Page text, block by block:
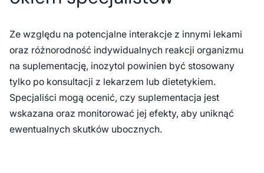
Ze względu na potencjalne interakcje z innymi lekami
oraz różnorodność indywidualnych reakcji organizmu
na suplementację, inozytol powinien być stosowany
tylko po konsultacji z lekarzem lub dietetykiem.
Specjaliści mogą ocenić, czy suplementacja jest
wskazana oraz monitorować jej efekty, aby uniknąć
ewentualnych skutków ubocznych.